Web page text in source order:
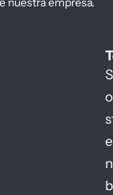
S
o
e